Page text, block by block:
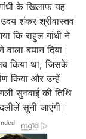
के खिलाफ यह
शंकर श्रीवास्तव
कि राहुल गांधी ने
बयान दिया।
किया था, जिसके
किया और उन्हें
सुनवाई की तिथि
दलीलें सुनी जाएंगी।